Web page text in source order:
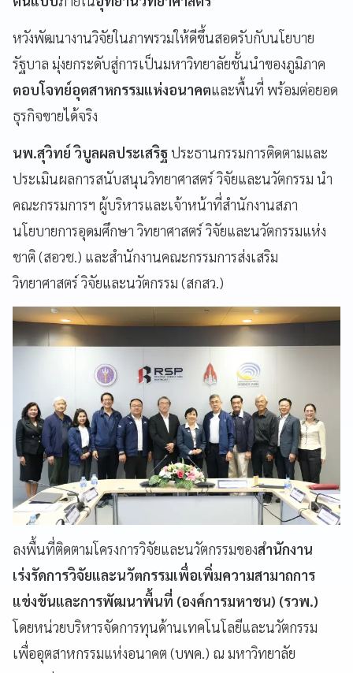
หวังพัฒนางานวิจัยในภาพรวมให้ดีขึ้นสอดรับกับนโยบาย
รัฐบาล มุ่งยกระดับสู่การเป็นมหาวิทยาลัยชั้นนำของภูมิภาค
ตอบโจทย์อุตสาหกรรมแห่งอนาคตและพื้นที่ พร้อมต่อยอด
ธุรกิจขายได้จริง
นพ.สุวิทย์ วิบูลผลประเสริฐประธานกรรมการติดตามและ
ประเมินผลการสนับสนุนวิทยาศาสตร์ วิจัยและนวัตกรรม นำ
คณะกรรมการฯ ผู้บริหารและเจ้าหน้าที่สำนักงานสภา
นโยบายการอุดมศึกษา วิทยาศาสตร์ วิจัยและนวัตกรรมแห่ง
ชาติ (สอวช.) และสำนักงานคณะกรรมการส่งเสริม
วิทยาศาสตร์ วิจัยและนวัตกรรม (สกสว.)
ลงพื้นที่ติดตามโครงการวิจัยและนวัตกรรมของสำนักงาน
เร่งรัดการวิจัยและนวัตกรรมเพื่อเพิ่มความสามาถการ
แข่งขันและการพัฒนาพื้นที่ (องค์การมหาชน) (รวพ.)
โดยหน่วยบริหารจัดการทุนด้านเทคโนโลยีและนวัตกรรม
เพื่ออุตสาหกรรมแห่งอนาคต (บพค.) ณ มหาวิทยาลัย